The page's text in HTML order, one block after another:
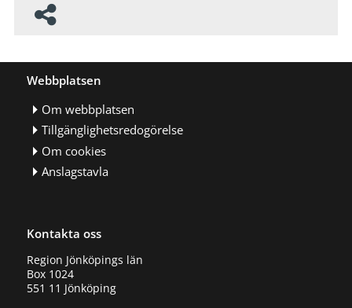
Webbplatsen
Om webbplatsen
Tillgänglighetsredogörelse
Om cookies
Anslagstavla
Kontakta oss
Region Jönköpings län
Box 1024
551 11 Jönköping